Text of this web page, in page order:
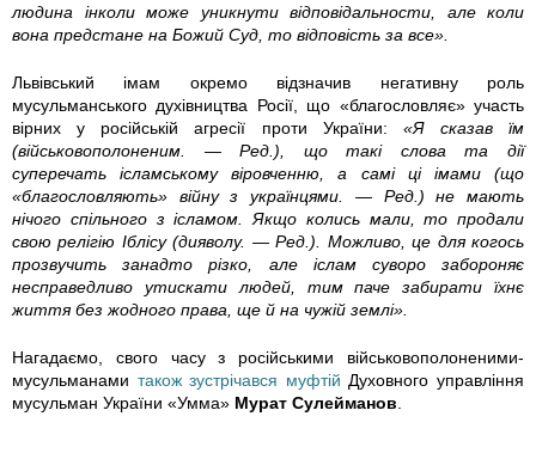
g
6
2
4
0
9
8
0
9
людина інколи може уникнути відповідальности, але коли
вона предстане на Божий Суд, то відповість за все».
Львівський імам окремо відзначив негативну роль
мусульманського духівництва Росії, що «благословляє» участь
вірних у російській агресії проти України: «Я сказав їм
(військовополоненим. — Ред.), що такі слова та дії
суперечать ісламському віровченню, а самі ці імами (що
«благословляють» війну з українцями. — Ред.) не мають
нічого спільного з ісламом. Якщо колись мали, то продали
свою релігію Іблісу (дияволу. — Ред.). Можливо, це для когось
прозвучить занадто різко, але іслам суворо забороняє
несправедливо утискати людей, тим паче забирати їхнє
життя без жодного права, ще й на чужій землі».
Нагадаємо, свого часу з російськими військовополоненими-
мусульманами також зустрічався муфтій Духовного управління
мусульман України «Умма» Мурат Сулейманов